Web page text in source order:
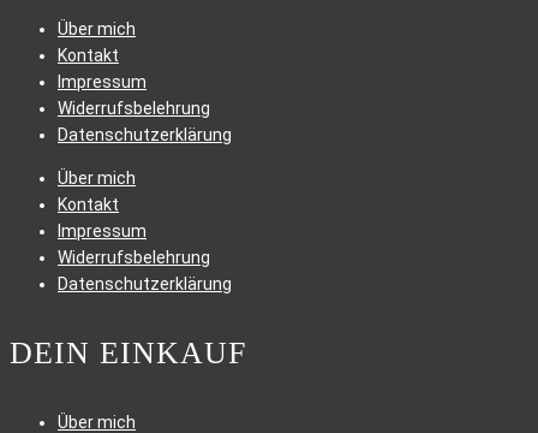
Über mich
Kontakt
Impressum
Widerrufsbelehrung
Datenschutzerklärung
Über mich
Kontakt
Impressum
Widerrufsbelehrung
Datenschutzerklärung
DEIN EINKAUF
Über mich